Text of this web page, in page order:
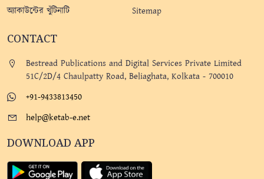
অ্যাকাউন্টের খুঁটিনাটি
Sitemap
CONTACT
Bestread Publications and Digital Services Private Limited
51C/2D/4 Chaulpatty Road, Beliaghata, Kolkata - 700010
+91-9433813450
help@ketab-e.net
DOWNLOAD APP